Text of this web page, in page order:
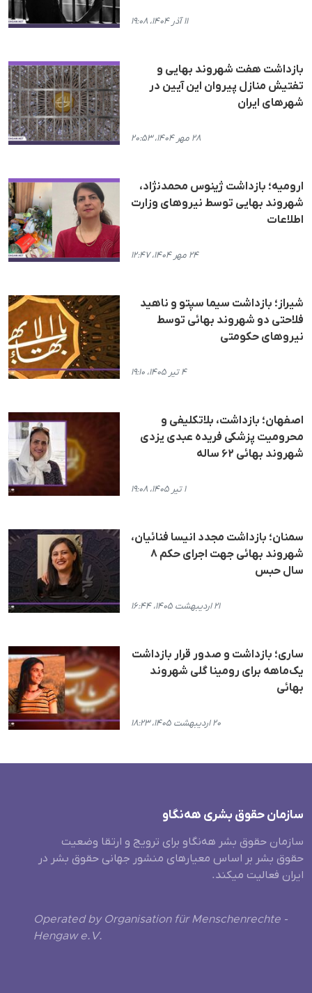
۱۱ آذر ۱۴۰۴، ۱۹:۰۸
بازداشت هفت شهروند بهایی و
تفتیش منازل پیروان این آیین در
شهرهای ایران
۲۸ مهر ۱۴۰۴، ۲۰:۵۳
ارومیه؛ بازداشت ژینوس محمدنژاد،
شهروند بهایی توسط نیروهای وزارت
اطلاعات
۲۴ مهر ۱۴۰۴، ۱۲:۴۷
شیراز؛ بازداشت سیما سپتو و ناهید
فلاحتی دو شهروند بهائی توسط
نیروهای حکومتی
۴ تیر ۱۴۰۵، ۱۹:۱۰
اصفهان؛ بازداشت، بلاتکلیفی و
محرومیت پزشکی فریده عبدی یزدی
شهروند بهائی ۶۲ ساله
۱ تیر ۱۴۰۵، ۱۹:۰۸
سمنان؛ بازداشت مجدد انیسا فنائیان،
شهروند بهائی جهت اجرای حکم ۸
سال حبس
۲۱ اردیبهشت ۱۴۰۵، ۱۶:۴۴
ساری؛ بازداشت و صدور قرار بازداشت
یک‌ماهه برای رومینا گلی شهروند
بهائی
۲۰ اردیبهشت ۱۴۰۵، ۱۸:۲۳
سازمان حقوق بشری هەنگاو
سازمان حقوق بشر هه‌نگاو برای ترویج و ارتقا وضعیت
حقوق بشر بر اساس معیارهای منشور جهانی حقوق بشر در
ایران فعالیت میکند.
Operated by Organisation für Menschenrechte -
Hengaw e.V.